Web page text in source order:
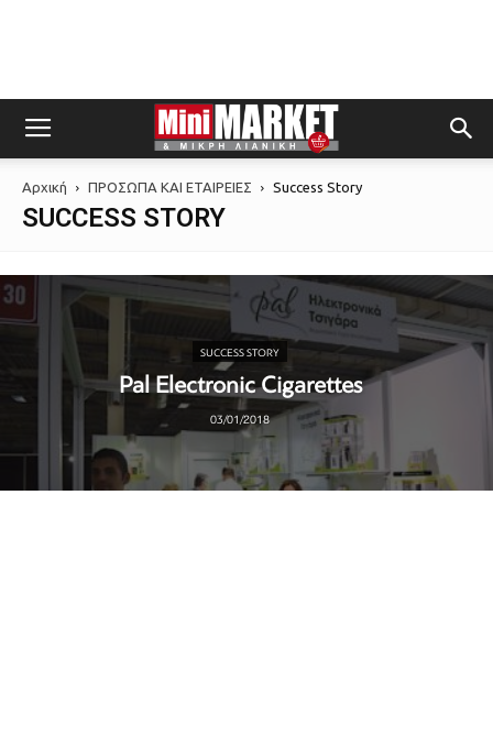
Αρχική ΠΡΟΣΩΠΑ ΚΑΙ ΕΤΑΙΡΕΙΕΣ Success Story
SUCCESS STORY
SUCCESS STORY
Pal Electronic Cigarettes
03/01/2018